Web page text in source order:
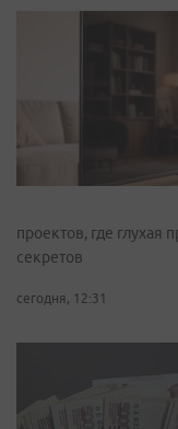
проектов, где глухая
секретов
сегодня, 12:31